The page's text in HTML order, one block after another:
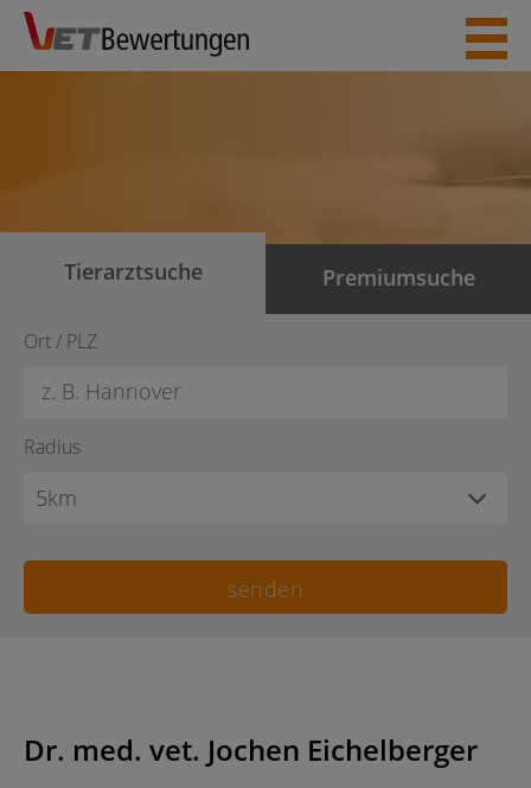
Skip
content
Tierarztsuche Premiumsuche
Ort / PLZ
Radius
Dr. med. vet. Jochen Eichelberger